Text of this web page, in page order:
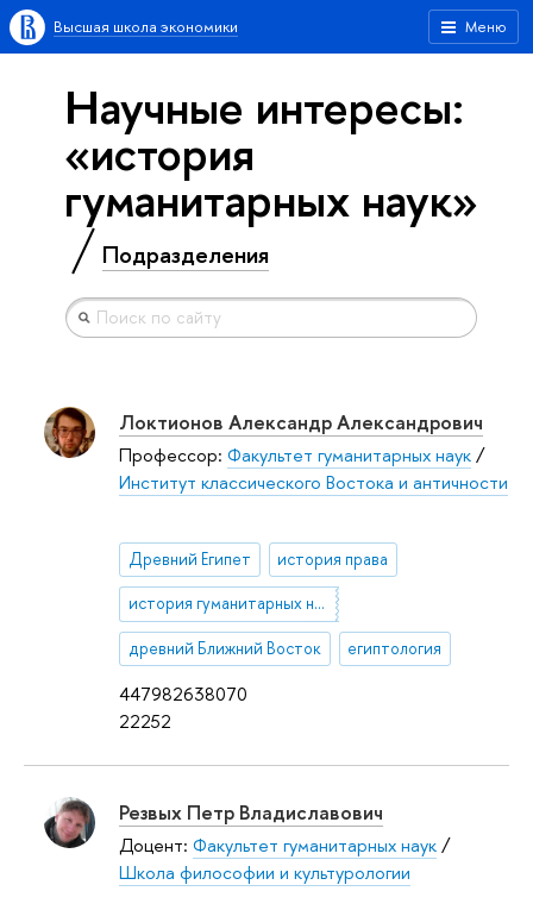
Меню
Высшая школа экономики
Научные интересы:
«история
гуманитарных наук»
Подразделения
447982638070
22252
Локтионов Александр Александрович
Профессор: Факультет гуманитарных наук/
Институт классического Востока и античности
Древний Египет история права
история гуманитарных наук
древний Ближний Восток египтология
Резвых Петр Владиславович
Доцент: Факультет гуманитарных наук/
Школа философии и культурологии